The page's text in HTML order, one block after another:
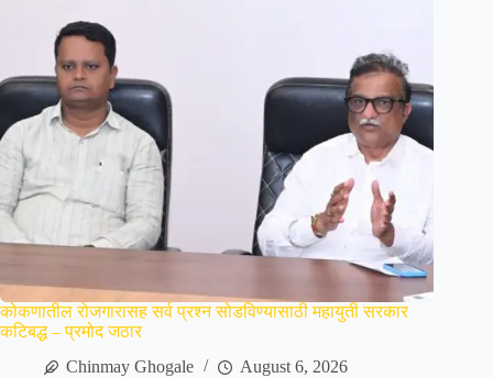
कोकणातील रोजगारासह सर्व प्रश्न सोडविण्यासाठी महायुती सरकार
कटिबद्ध – प्रमोद जठार
Chinmay Ghogale
August 6, 2026